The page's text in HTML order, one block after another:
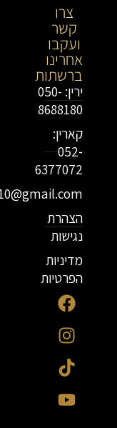
צרו
קשר
ועקבו
אחרינו
ברשתות
ירין: 050-
8688180
קארין:
052-
6377072
הצהרת
נגישות
מדיניות
הפרטיות